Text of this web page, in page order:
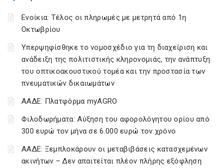
Ενοίκια: Τέλος οι πληρωμές με μετρητά από 1η
Οκτωβρίου
Υπερψηφίσθηκε το νομοσχέδιο για τη διαχείριση και
ανάδειξη της πολιτιστικής κληρονομιάς, την ανάπτυξη
του οπτικοακουστικού τομέα και την προστασία των
πνευματικών δικαιωμάτων
ΑΑΔΕ: Πλατφόρμα myAGRO
Φιλοδωρήματα: Αύξηση του αφορολόγητου ορίου από
300 ευρώ τον μήνα σε 6.000 ευρώ τον χρόνο
ΑΑΔΕ: Ξεμπλοκάρουν οι μεταβιβάσεις κατασχεμένων
ακινήτων – Δεν απαιτείται πλέον πλήρης εξόφληση